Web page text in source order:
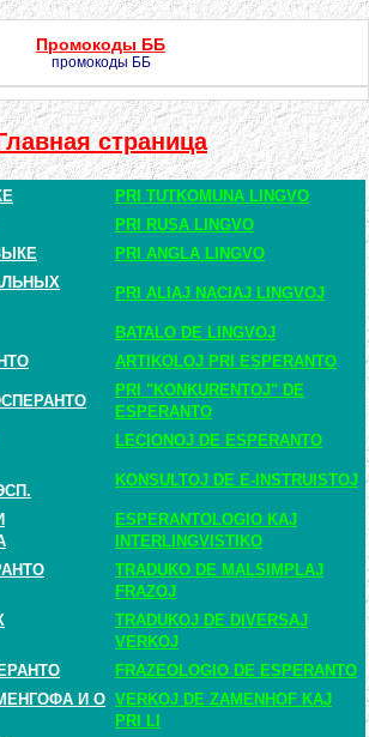
Промокоды ББ
промокоды ББ
страница
PRI TUTKOMUNA LINGVO
PRI RUSA LINGVO
PRI ANGLA LINGVO
PRI ALIAJ NACIAJ LINGVOJ
BATALO DE LINGVOJ
ARTIKOLOJ PRI ESPERANTO
PRI "KONKURENTOJ" DE
ESPERANTO
LECIONOJ DE ESPERANTO
KONSULTOJ DE E-INSTRUISTOJ
ESPERANTOLOGIO KAJ
INTERLINGVISTIKO
TRADUKO DE MALSIMPLAJ
FRAZOJ
TRADUKOJ DE DIVERSAJ
VERKOJ
FRAZEOLOGIO DE ESPERANTO
И О VERKOJ DE ZAMENHOF KAJ
PRI LI